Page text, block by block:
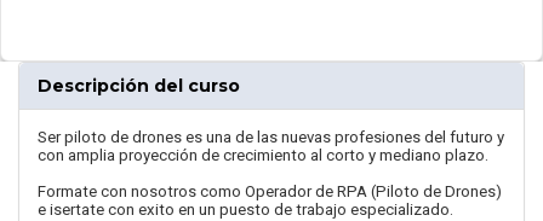
Descripción del curso
Ser piloto de drones es una de las nuevas profesiones del futuro y
con amplia proyección de crecimiento al corto y mediano plazo.
Formate con nosotros como Operador de RPA (Piloto de Drones)
e isertate con exito en un puesto de trabajo especializado.